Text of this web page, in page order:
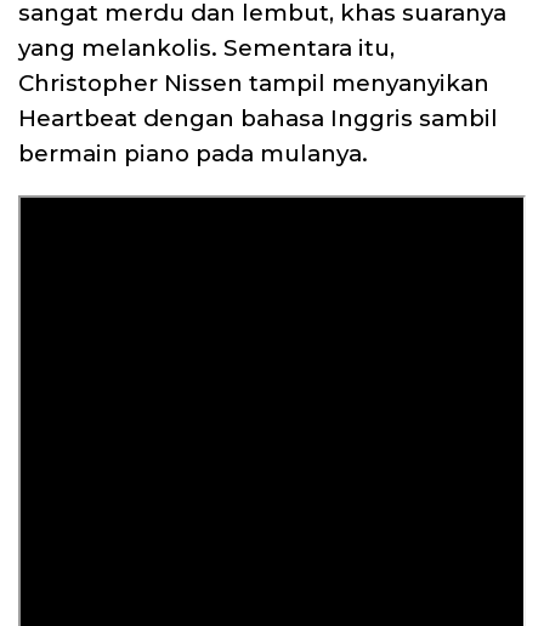
sangat merdu dan lembut, khas suaranya
yang melankolis. Sementara itu,
Christopher Nissen tampil menyanyikan
Heartbeat dengan bahasa Inggris sambil
bermain piano pada mulanya.